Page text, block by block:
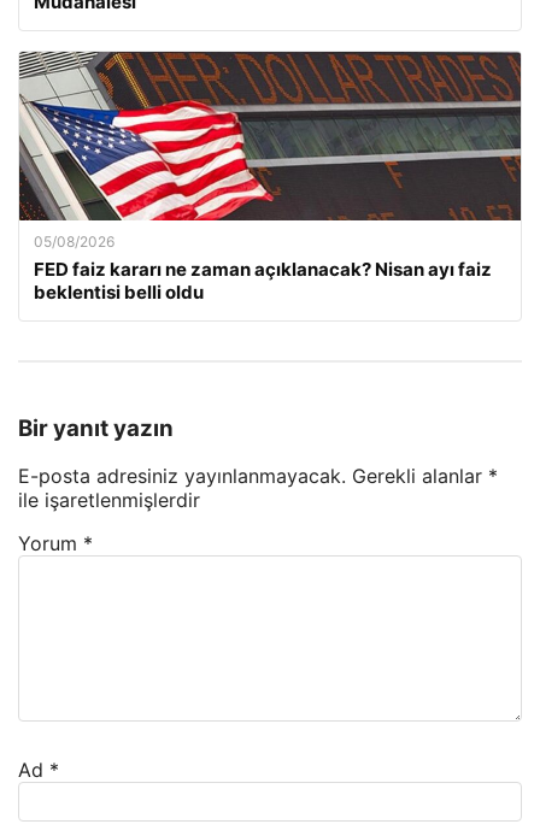
05/08/2026
FED faiz kararı ne zaman açıklanacak? Nisan ayı faiz
beklentisi belli oldu
Bir yanıt yazın
E-posta adresiniz yayınlanmayacak. Gerekli alanlar *
ile işaretlenmişlerdir
Yorum *
Ad *